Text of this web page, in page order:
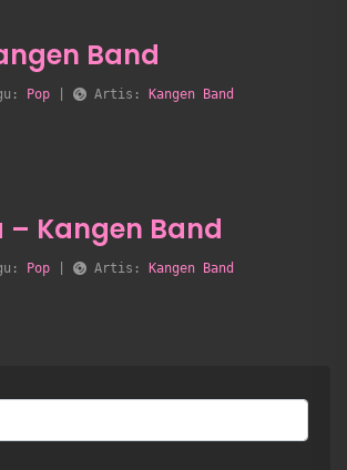
Band
Pop Artis: Kangen Band
– Kangen Band
Pop Artis: Kangen Band